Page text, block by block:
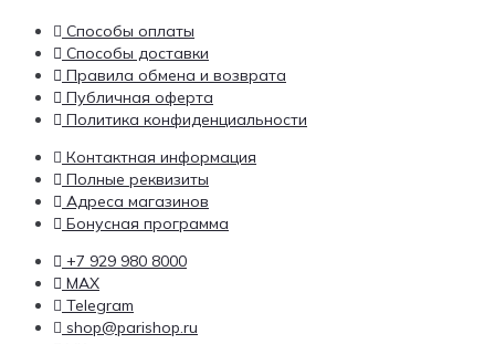
Способы оплаты
Способы доставки
Правила обмена и возврата
Публичная оферта
Политика конфиденциальности
Контактная информация
Полные реквизиты
Адреса магазинов
Бонусная программа
+7 929 980 8000
MAX
Telegram
shop@parishop.ru